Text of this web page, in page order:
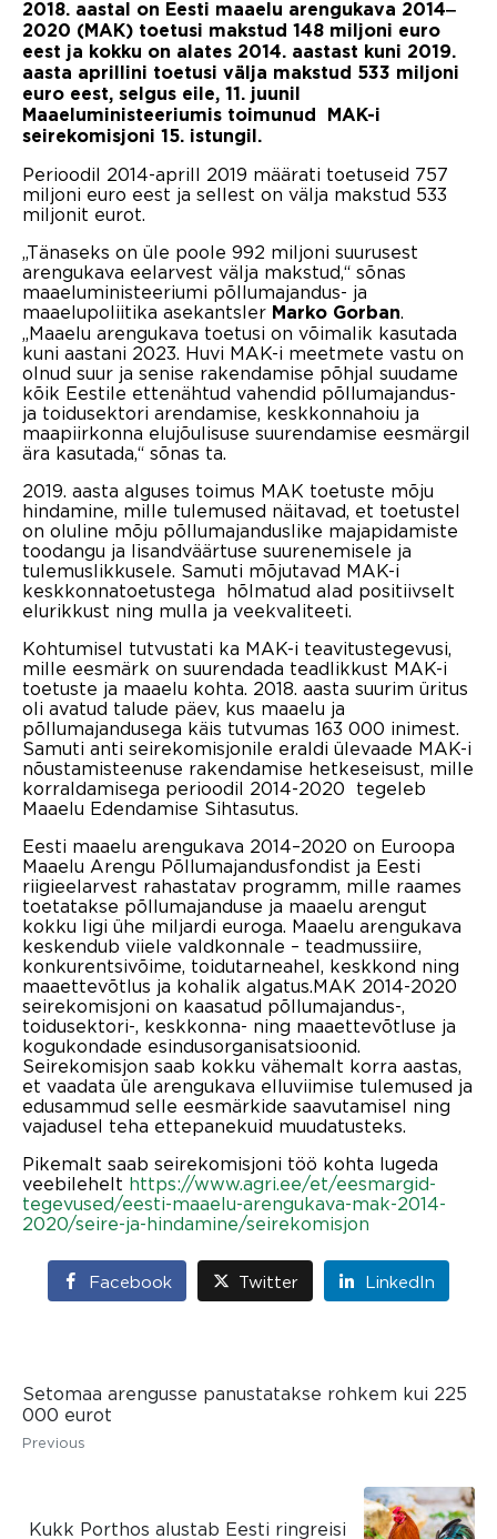
2018. aastal on Eesti maaelu arengukava 2014‒
2020 (MAK) toetusi makstud 148 miljoni euro
eest ja kokku on alates 2014. aastast kuni 2019.
aasta aprillini toetusi välja makstud 533 miljoni
euro eest, selgus eile, 11. juunil
Maaeluministeeriumis toimunud MAK-i
seirekomisjoni 15. istungil.
Perioodil 2014-aprill 2019 määrati toetuseid 757
miljoni euro eest ja sellest on välja makstud 533
miljonit eurot.
„Tänaseks on üle poole 992 miljoni suurusest
arengukava eelarvest välja makstud,“ sõnas
maaeluministeeriumi põllumajandus- ja
maaelupoliitika asekantsler Marko Gorban.
„Maaelu arengukava toetusi on võimalik kasutada
kuni aastani 2023. Huvi MAK-i meetmete vastu on
olnud suur ja senise rakendamise põhjal suudame
kõik Eestile ettenähtud vahendid põllumajandus-
ja toidusektori arendamise, keskkonnahoiu ja
maapiirkonna elujõulisuse suurendamise eesmärgil
ära kasutada,“ sõnas ta.
2019. aasta alguses toimus MAK toetuste mõju
hindamine, mille tulemused näitavad, et toetustel
on oluline mõju põllumajanduslike majapidamiste
toodangu ja lisandväärtuse suurenemisele ja
tulemuslikkusele. Samuti mõjutavad MAK-i
keskkonnatoetustega hõlmatud alad positiivselt
elurikkust ning mulla ja veekvaliteeti.
Kohtumisel tutvustati ka MAK-i teavitustegevusi,
mille eesmärk on suurendada teadlikkust MAK-i
toetuste ja maaelu kohta. 2018. aasta suurim üritus
oli avatud talude päev, kus maaelu ja
põllumajandusega käis tutvumas 163 000 inimest.
Samuti anti seirekomisjonile eraldi ülevaade MAK-i
nõustamisteenuse rakendamise hetkeseisust, mille
korraldamisega perioodil 2014-2020 tegeleb
Maaelu Edendamise Sihtasutus.
Eesti maaelu arengukava 2014–2020 on Euroopa
Maaelu Arengu Põllumajandusfondist ja Eesti
riigieelarvest rahastatav programm, mille raames
toetatakse põllumajanduse ja maaelu arengut
kokku ligi ühe miljardi euroga. Maaelu arengukava
keskendub viiele valdkonnale – teadmussiire,
konkurentsivõime, toidutarneahel, keskkond ning
maaettevõtlus ja kohalik algatus.MAK 2014-2020
seirekomisjoni on kaasatud põllumajandus-,
toidusektori-, keskkonna- ning maaettevõtluse ja
kogukondade esindusorganisatsioonid.
Seirekomisjon saab kokku vähemalt korra aastas,
et vaadata üle arengukava elluviimise tulemused ja
edusammud selle eesmärkide saavutamisel ning
vajadusel teha ettepanekuid muudatusteks.
Pikemalt saab seirekomisjoni töö kohta lugeda
veebilehelt https://www.agri.ee/et/eesmargid-
tegevused/eesti-maaelu-arengukava-mak-2014-
2020/seire-ja-hindamine/seirekomisjon
Facebook Twitter LinkedIn
Setomaa arengusse panustatakse rohkem kui 225
000 eurot
Previous
Kukk Porthos alustab Eesti ringreisi